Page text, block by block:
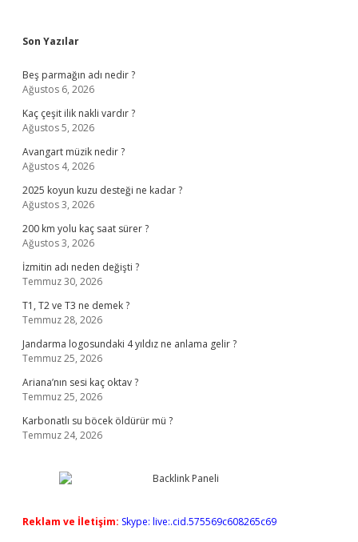
Sidebar
Son Yazılar
Beş parmağın adı nedir ?
Ağustos 6, 2026
Kaç çeşit ilik nakli vardır ?
Ağustos 5, 2026
Avangart müzik nedir ?
Ağustos 4, 2026
2025 koyun kuzu desteği ne kadar ?
Ağustos 3, 2026
200 km yolu kaç saat sürer ?
Ağustos 3, 2026
İzmitin adı neden değişti ?
Temmuz 30, 2026
T1, T2 ve T3 ne demek ?
Temmuz 28, 2026
Jandarma logosundaki 4 yıldız ne anlama gelir ?
Temmuz 25, 2026
Ariana’nın sesi kaç oktav ?
Temmuz 25, 2026
Karbonatlı su böcek öldürür mü ?
Temmuz 24, 2026
Reklam ve İletişim: Skype: live:.cid.575569c608265c69